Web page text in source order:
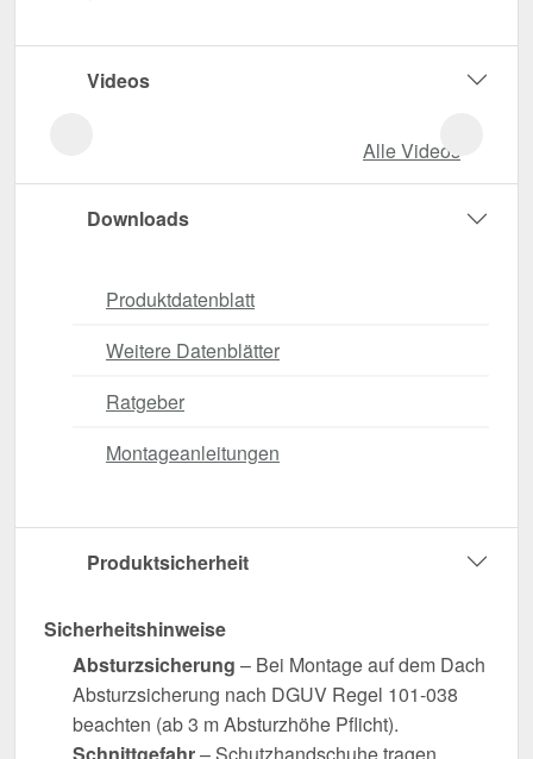
Videos
Alle Videos
Downloads
Produktdatenblatt
Weitere Datenblätter
Ratgeber
Montageanleitungen
Produktsicherheit
Sicherheitshinweise
Absturzsicherung – Bei Montage auf dem Dach
Absturzsicherung nach DGUV Regel 101-038
beachten (ab 3 m Absturzhöhe Pflicht).